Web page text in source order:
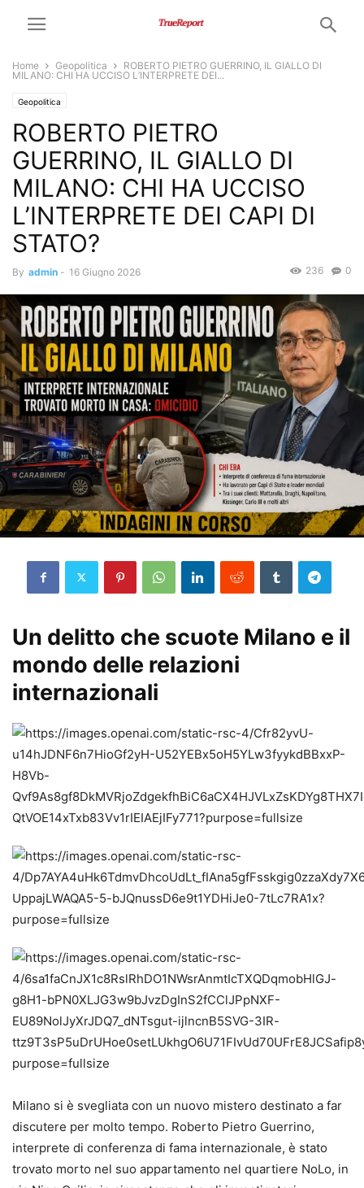
Home Geopolitica
ROBERTO PIETRO GUERRINO, IL GIALLO DI
MILANO: CHI HA UCCISO L’INTERPRETE DEI...
Geopolitica
ROBERTO PIETRO
GUERRINO, IL GIALLO DI
MILANO: CHI HA UCCISO
L’INTERPRETE DEI CAPI DI
STATO?
By admin - 16 Giugno 2026 0
236
Un delitto che scuote Milano e il
mondo delle relazioni
internazionali
Milano si è svegliata con un nuovo mistero destinato a far
discutere per molto tempo. Roberto Pietro Guerrino,
interprete di conferenza di fama internazionale, è stato
trovato morto nel suo appartamento nel quartiere NoLo, in